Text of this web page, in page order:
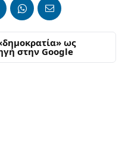
ως
στην Google